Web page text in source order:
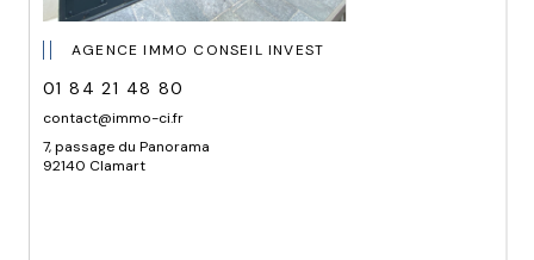
AGENCE IMMO CONSEIL INVEST
01 84 21 48 80
contact@immo-ci.fr
7, passage du Panorama
92140 Clamart